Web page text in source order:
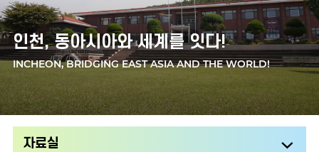
인천, 동아시아와 세계를 잇다!
INCHEON, BRIDGING EAST ASIA AND THE WORLD!
자료실